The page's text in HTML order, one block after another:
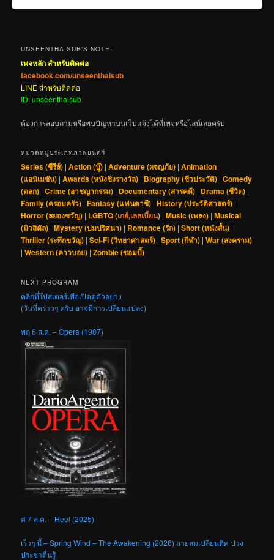
UNSEENTHAISUB’S NOTE
เพจหลัก สำหรับติดต่อ
facebook.com/unseenthaisub
LINE สำหรับติดต่อ
ID: unseenthaisub
ต้องการสอบถามหรือพบปัญหาบนเว็บแจ้งได้ที่เพจหรือไลน์เลยครับ
หมวดหมู่ประเภทภาพยนตร์
Series (ซีรีส์) |Action (บู๊) |Adventure (ผจญภัย) |Animation
(แอนิเมชัน) |Awards (หนังชิงรางวัล) | Biography (ชีวประวัติ) |Comedy
(ตลก) |Crime (อาชญากรรม) | Documentary (สารคดี) | Drama (ชีวิต) |
Family (ครอบครัว) |Fantasy (แฟนตาซี) |History (ประวัติศาสตร์) |
Horror (สยองขวัญ) | LGBTQ (เกย์,เลสเบี้ยน) |Music (เพลง) |Musical
(มิวสิคัล) |Mystery (ปมปริศนา) | Romance (รัก) |Short (หนังสั้น) |
Thriller (ระทึกขวัญ) |Sci-Fi (วิทยาศาสตร์) |Sport (กีฬา) |War (สงคราม)
|Western (คาวบอย) |Zombie (ซอมบี้)
NEXT PROGRAM
คลิกที่โปสเตอร์เพื่อเปิดดูตัวอย่าง
(วันที่คร่าวๆ ครับ อาจมีการเปลี่ยนแปลง)
พฤ 6 ส.ค. – Opera (1987)
ศ 7 ส.ค. – Heel (2025)
เร็วๆ นี้ – Spring Wind – The Awakening (2026) สายลมเปลี่ยนทิศ ปวง
ประชาตื่นรู้